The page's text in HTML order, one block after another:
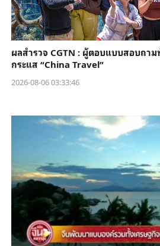
ผลสำรวจ CGTN : ผู้ตอบแบบสอบถาม
กระแส “China Travel”
2026-08-06 03:33:46